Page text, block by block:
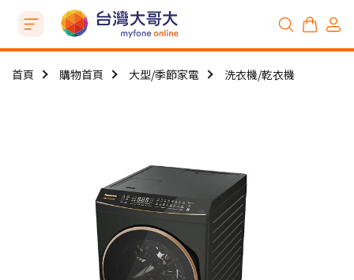
首頁 購物首頁 大型/季節家電 洗衣機/乾衣機